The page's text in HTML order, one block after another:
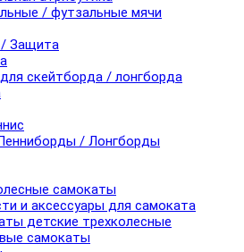
/ футзальные мячи
/ Защита
скейтборда / лонгборда
/ Лонгборды
самокаты
и аксессуары для самоката
детские трехколесные
самокаты